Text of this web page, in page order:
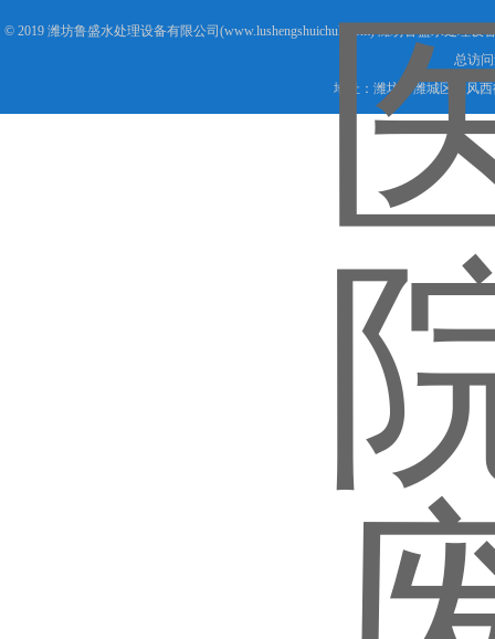
© 2019 潍坊鲁盛水处理设备有限公司(www.lushengshuichuli.com) 潍坊鲁盛水处理设
总访
地址：潍坊市潍城区东风